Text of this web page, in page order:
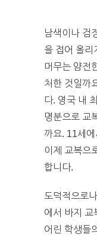
남색이나 검
을 접어 올리
머무는 얌전
처한 것일까
다. 영국 내
명분으로 교
까요. 11세
이제 교복으
합니다.
도덕적으로
에서 바지 교
어린 학생들